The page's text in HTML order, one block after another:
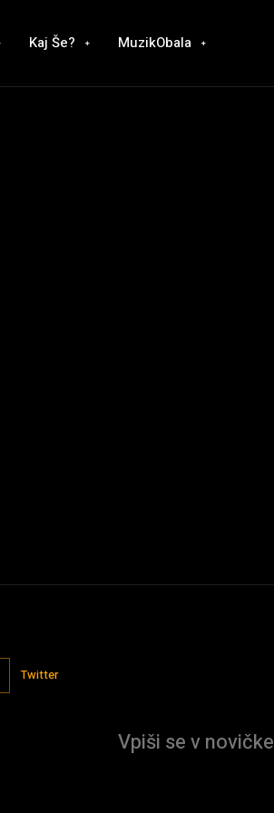
Kaj Še? MuzikObala
Twitter
Vpiši se v novičke